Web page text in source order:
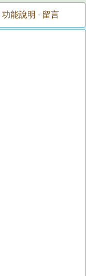
功能說明 · 留言